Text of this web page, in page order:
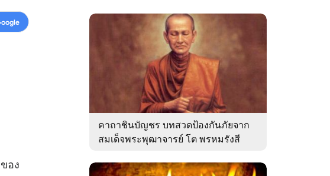
อง
คาถาชินบัญชร บทสวดป้องกันภัยจาก
สมเด็จพระพุฒาจารย์ โต พรหมรังสี